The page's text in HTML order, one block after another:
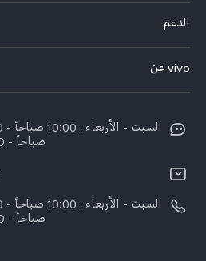
X300 (New)
X200 FE (New)
V60 Lite 5G
Y39 5G
Y04
الدعم
مركز الخدمة
Funtouch OS
اسعار قطع الغيار
تحديثات النظام
vivo عن
الأخبار
الإشعارات القانونية
نبذة عنا
صباحاً - 3:30 مساءً. ما عدا ايام العطل
صباحاً - 3:30 مساءً. ما عدا ايام العطل